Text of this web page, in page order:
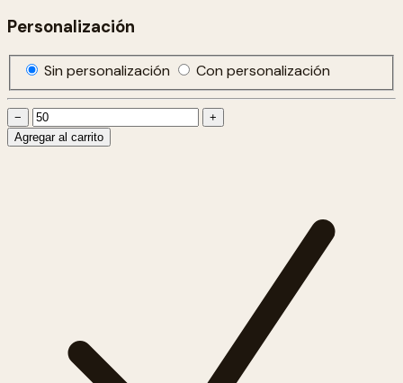
Personalización
Sin personalización Con personalización
−
+
Agregar al carrito